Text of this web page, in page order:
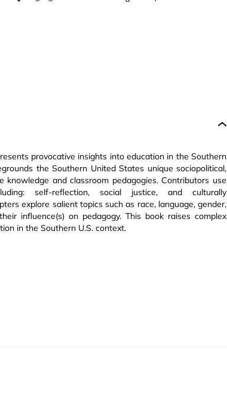
provocative insights into education in the Southern
the Southern United States unique sociopolitical,
and classroom pedagogies. Contributors use
self-reflection, social justice, and culturally
explore salient topics such as race, language, gender,
influence(s) on pedagogy. This book raises complex
in the Southern U.S. context.